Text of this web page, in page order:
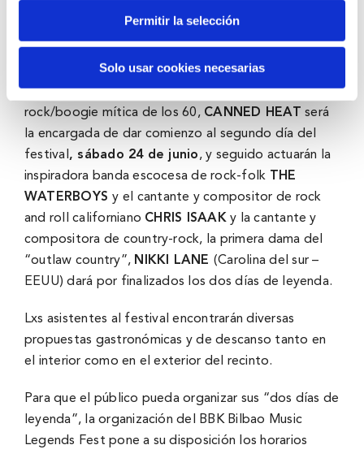
Permitir la selección
Solo usar cookies necesarias
ULI JON ROTH
(Düsseldorf – Alemania) y
Desde Los Ángeles (California), la banda de blues-
rock/boogie mítica de los 60, CANNED HEAT será
la encargada de dar comienzo al segundo día del
festival, sábado 24 de junio, y seguido actuarán la
inspiradora banda escocesa de rock-folk THE
WATERBOYSy el cantante y compositor de rock
and roll californiano CHRIS ISAAKy la cantante y
compositora de country-rock, la primera dama del
“outlaw country”, NIKKI LANE (Carolina del sur –
EEUU) dará por finalizados los dos días de leyenda.
Lxs asistentes al festival encontrarán diversas
propuestas gastronómicas y de descanso tanto en
el interior como en el exterior del recinto.
Para que el público pueda organizar sus “dos días de
leyenda”, la organización del BBK Bilbao Music
Legends Fest pone a su disposición los horarios